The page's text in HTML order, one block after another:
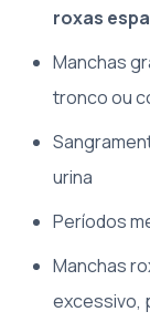
roxas
Manchas
tronco ou
urina
Períodos
Manchas
excessivo,